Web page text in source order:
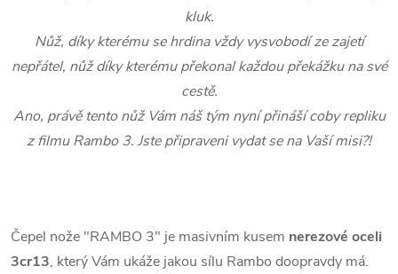
kluk.
Nůž, díky kterému se hrdina vždy vysvobodí ze zajetí
nepřátel, nůž díky kterému překonal každou překážku na své
cestě.
Ano, právě tento nůž Vám náš tým nyní přináší coby repliku
z filmu Rambo 3. Jste připraveni vydat se na Vaší misi?!
Čepel nože "RAMBO 3" je masivním kusem nerezové oceli
3cr13, který Vám ukáže jakou sílu Rambo doopravdy má.